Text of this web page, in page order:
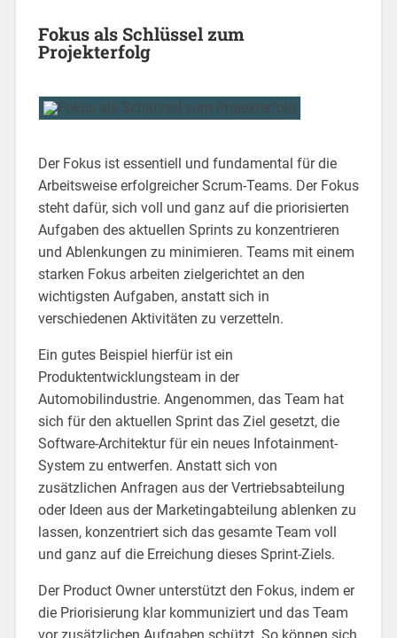
Fokus als Schlüssel zum
Projekterfolg
Der Fokus ist essentiell und fundamental für die
Arbeitsweise erfolgreicher Scrum-Teams. Der Fokus
steht dafür, sich voll und ganz auf die priorisierten
Aufgaben des aktuellen Sprints zu konzentrieren
und Ablenkungen zu minimieren. Teams mit einem
starken Fokus arbeiten zielgerichtet an den
wichtigsten Aufgaben, anstatt sich in
verschiedenen Aktivitäten zu verzetteln.
Ein gutes Beispiel hierfür ist ein
Produktentwicklungsteam in der
Automobilindustrie. Angenommen, das Team hat
sich für den aktuellen Sprint das Ziel gesetzt, die
Software-Architektur für ein neues Infotainment-
System zu entwerfen. Anstatt sich von
zusätzlichen Anfragen aus der Vertriebsabteilung
oder Ideen aus der Marketingabteilung ablenken zu
lassen, konzentriert sich das gesamte Team voll
und ganz auf die Erreichung dieses Sprint-Ziels.
Der Product Owner unterstützt den Fokus, indem er
die Priorisierung klar kommuniziert und das Team